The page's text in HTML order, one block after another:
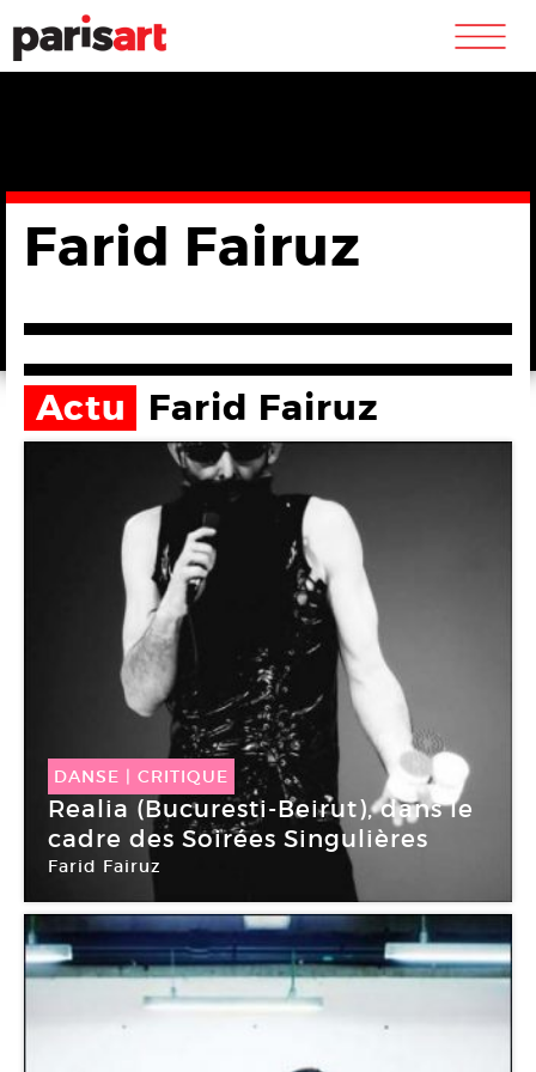
m
Farid Fairuz
Actu Farid Fairuz
DANSE | CRITIQUE
Realia (Bucuresti-Beirut), dans le
cadre des Soirées Singulières
Farid Fairuz